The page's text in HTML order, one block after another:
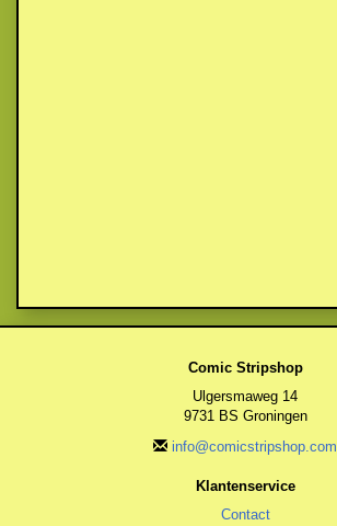
Comic Stripshop
Ulgersmaweg 14
9731 BS Groningen
info@comicstripshop.com
Klantenservice
Contact